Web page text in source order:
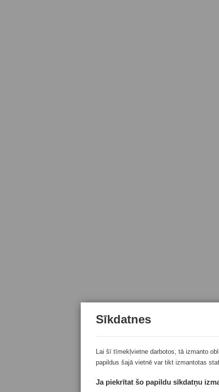
Sīkdatnes
Lai šī tīmekļvietne darbotos, tā izmanto
papildus šajā vietnē var tikt izmantotas
Ja piekrītat šo papildu sīkdatņu